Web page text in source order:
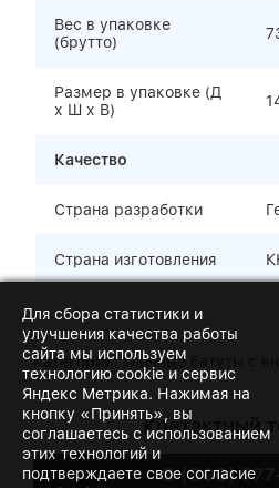
Вес в упаковке
(брутто)
Размер в упаковке (Д
х Ш х В)
Качество
Страна разработки
Страна изготовления
Категории:Уличные батуты с
Контактный
8 (800)
Для сбора статистики и
улучшения качества работы
сайта мы используем
технологию cookie и сервис
Яндекс Метрика. Нажимая на
кнопку «Принять», вы
соглашаетесь с использованием
этих технологий и
подтверждаете свое согласие